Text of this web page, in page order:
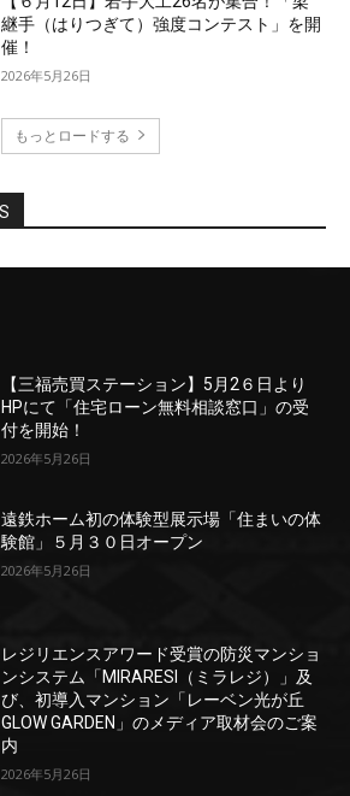
【三福売買ステーション】5月2６日より
HPにて「住宅ローン無料相談窓口」の受
付を開始！
2026年5月26日
遠鉄ホーム初の体験型展示場「住まいの体
験館」５月３０日オープン
2026年5月26日
レジリエンスアワード受賞の防災マンショ
ンシステム「MIRARESI（ミラレジ）」及
び、初導入マンション「レーベン光が丘
GLOW GARDEN」のメディア取材会のご案
内
2026年5月26日